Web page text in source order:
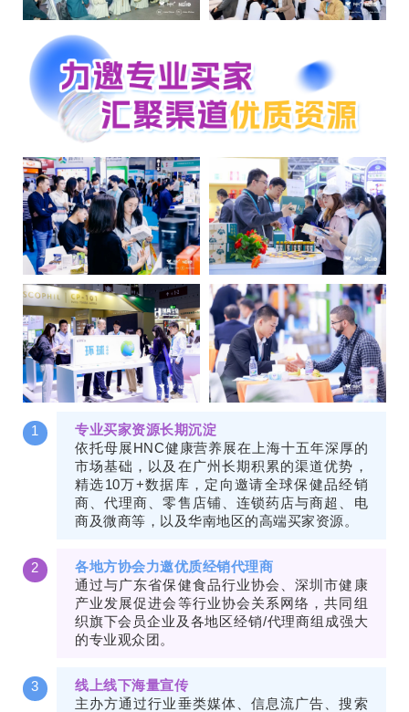
1
专业买家资源长期沉淀
依托母展HNC健康营养展在上海十五年深厚的
市场基础，以及在广州长期积累的渠道优势，
精选10万+数据库，定向邀请全球保健品经销
商、代理商、零售店铺、连锁药店与商超、电
商及微商等，以及华南地区的高端买家资源。
2
各地方协会力邀优质经销代理商
通过与广东省保健食品行业协会、深圳市健康
产业发展促进会等行业协会关系网络，共同组
织旗下会员企业及各地区经销/代理商组成强大
的专业观众团。
3
线上线下海量宣传
主办方通过行业垂类媒体、信息流广告、搜索